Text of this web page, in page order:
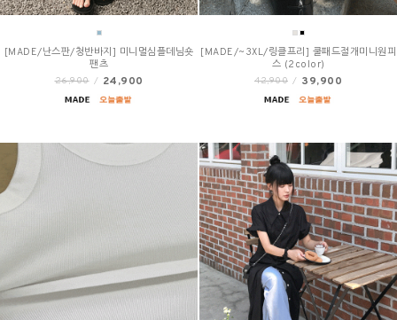
[MADE/난스판/청반바지] 미니멀심플데님숏
팬츠
26,900 / 24,900
[MADE/~3XL/링클프리] 쿨패드절개미니원피
스 (2color)
42,900 / 39,900